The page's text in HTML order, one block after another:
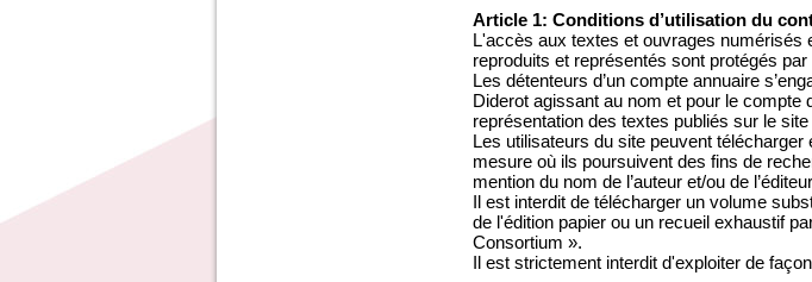
Article 1: Conditions d’utilisation du
L'accès aux textes et ouvrages numérisés
reproduits et représentés sont protégés
Les détenteurs d’un compte annuaire
Diderot agissant au nom et pour le
représentation des textes publiés sur le
Les utilisateurs du site peuvent
mesure où ils poursuivent des fins de
mention du nom de l’auteur et/ou de
Il est interdit de télécharger un volume
de l'édition papier ou un recueil exhaustif
Consortium ».
Il est strictement interdit d'exploiter de